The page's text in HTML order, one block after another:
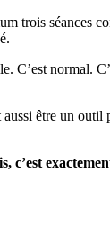
trois séances
C’est normal.
être un
c’est